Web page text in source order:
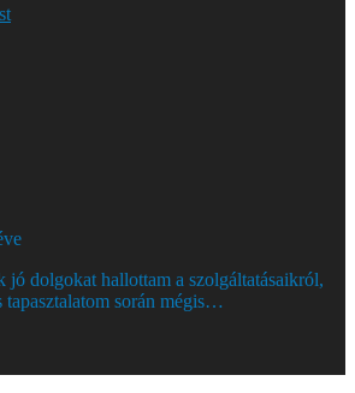
jó dolgokat hallottam a szolgáltatásaikról,
tapasztalatom során mégis…